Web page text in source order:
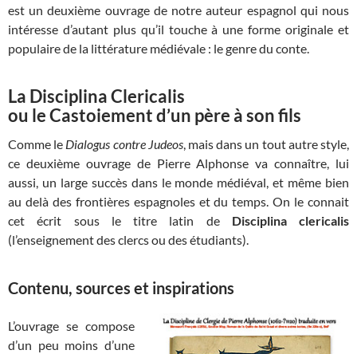
est un deuxième ouvrage de notre auteur espagnol qui nous
intéresse d’autant plus qu’il touche à une forme originale et
populaire de la littérature médiévale : le genre du conte.
La Disciplina Clericalis
ou le Castoiement d’un père à son fils
Comme le Dialogus contre Judeos, mais dans un tout autre style,
ce deuxième ouvrage de Pierre Alphonse va connaître, lui
aussi, un large succès dans le monde médiéval, et même bien
au delà des frontières espagnoles et du temps. On le connait
cet écrit sous le titre latin de Disciplina clericalis
(l’enseignement des clercs ou des étudiants).
Contenu, sources et inspirations
L’ouvrage se compose
d’un peu moins d’une